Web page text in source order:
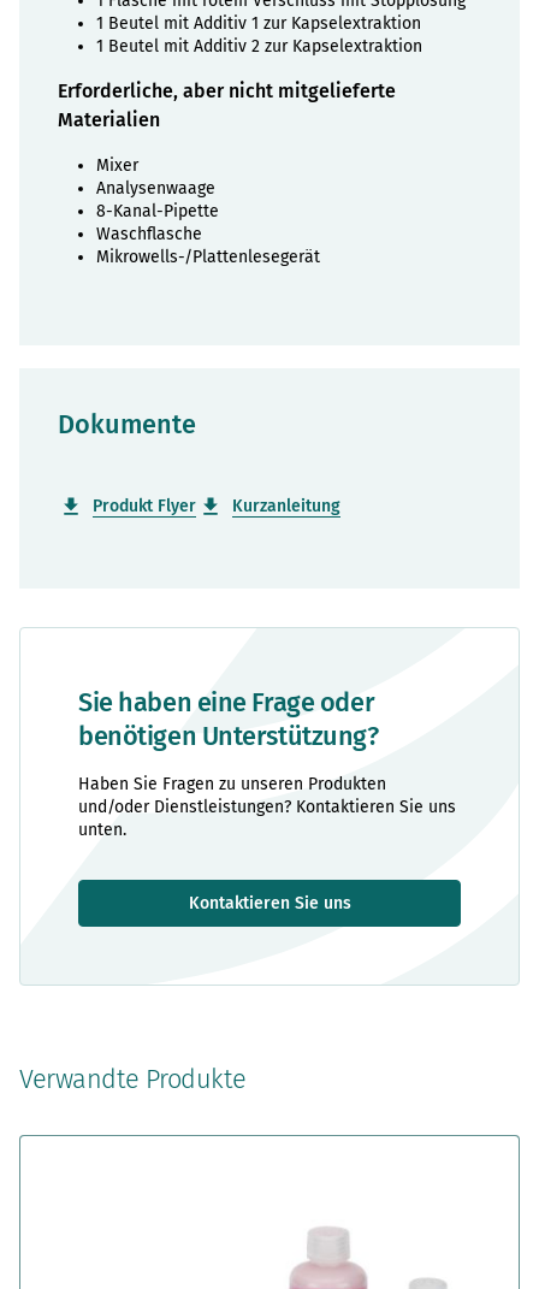
Sie haben eine Frage oder
benötigen Unterstützung?
Haben Sie Fragen zu unseren Produkten
und/oder Dienstleistungen? Kontaktieren Sie uns
unten.
Kontaktieren Sie uns
1 Beutel mit Additiv 1 zur Kapselextraktion
1 Beutel mit Additiv 2 zur Kapselextraktion
Erforderliche, aber nicht mitgelieferte
Materialien
Mixer
Analysenwaage
8-Kanal-Pipette
Waschflasche
Mikrowells-/Plattenlesegerät
Dokumente
Produkt Flyer Kurzanleitung
Verwandte Produkte